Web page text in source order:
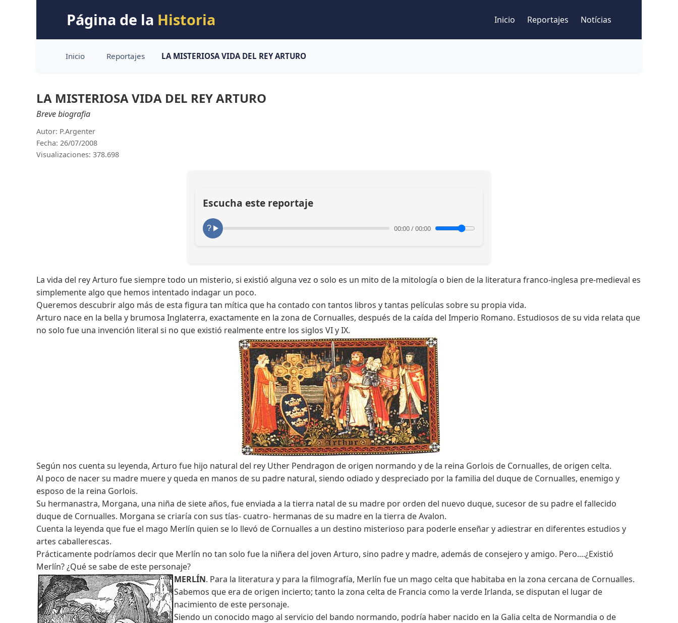
Página de la Historia Inicio Reportajes Notícias
Inicio Reportajes LA MISTERIOSA VIDA DEL REY ARTURO
LA MISTERIOSA VIDA DEL REY ARTURO
Breve biografia
Autor: P.Argenter
Fecha: 26/07/2008
Visualizaciones: 378.698
Escucha este reportaje
00:00/00:00
La vida del rey Arturo fue siempre todo un misterio, si existió alguna vez o solo es un mito de la mitología o bien de la literatura franco-inglesa pre-medieval es
simplemente algo que hemos intentado indagar un poco.
Queremos descubrir algo más de esta figura tan mítica que ha contado con tantos libros y tantas películas sobre su propia vida.
Arturo nace en la bella y brumosa Inglaterra, exactamente en la zona de Cornualles, después de la caída del Imperio Romano. Estudiosos de su vida relata que
no solo fue una invención literal si no que existió realmente entre los siglos VI y IX.
Según nos cuenta su leyenda, Arturo fue hijo natural del rey Uther Pendragon de origen normando y de la reina Gorlois de Cornualles, de origen celta.
Al poco de nacer su madre muere y queda en manos de su padre natural, siendo odiado y despreciado por la familia del duque de Cornualles, enemigo y
esposo de la reina Gorlois.
Su hermanastra, Morgana, una niña de siete años, fue enviada a la tierra natal de su madre por orden del nuevo duque, sucesor de su padre el fallecido
duque de Cornualles. Morgana se criaría con sus tías- cuatro- hermanas de su madre en la tierra de Avalon.
Cuenta la leyenda que fue el mago Merlín quien se lo llevó de Cornualles a un destino misterioso para poderle enseñar y adiestrar en diferentes estudios y
artes caballerescas.
Prácticamente podríamos decir que Merlín no tan solo fue la niñera del joven Arturo, sino padre y madre, además de consejero y amigo. Pero....¿Existió
Merlín? ¿Qué se sabe de este personaje?
MERLÍN. Para la literatura y para la filmografía, Merlín fue un mago celta que habitaba en la zona cercana de Cornualles.
Sabemos que era de origen incierto; tanto la zona celta de Francia como la verde Irlanda, se disputan el lugar de
nacimiento de este personaje.
Siendo un conocido mago al servicio del bando normando, podría haber nacido en la Galia celta de Normandia o de